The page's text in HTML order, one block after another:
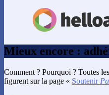
Mieux encore :
Comment ? Pourquoi ? Toutes
figurent sur la page « Soutenir